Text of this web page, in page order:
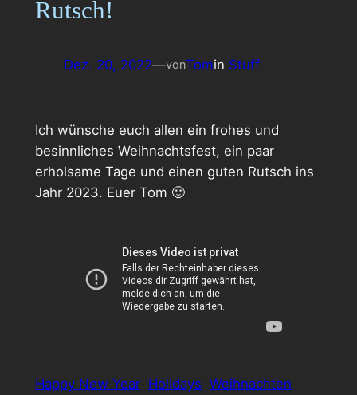
Rutsch!
Dez. 20, 2022—vonTomin Stuff
Ich wünsche euch allen ein frohes und
besinnliches Weihnachtsfest, ein paar
erholsame Tage und einen guten Rutsch ins
Jahr 2023. Euer Tom 🙂
Happy New Year Holidays Weihnachten